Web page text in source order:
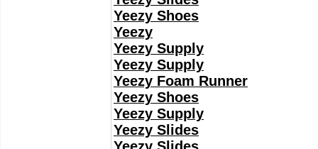
Yeezy Shoes
Yeezy
Yeezy Supply
Yeezy Supply
Yeezy Foam Runner
Yeezy Shoes
Yeezy Supply
Yeezy Slides